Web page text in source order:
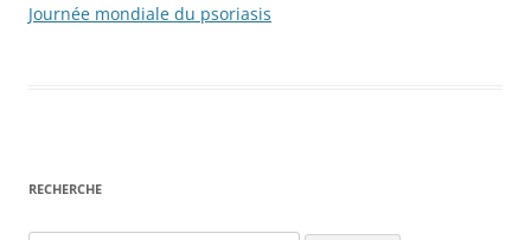
Journée mondiale du psoriasis
RECHERCHE